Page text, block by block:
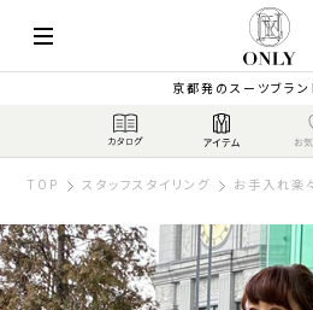
京都発のスーツブラ
TOP スタッフスタイリング お手入れ楽